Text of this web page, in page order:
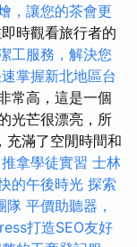
，讓您的茶會更
時觀看旅行者的
工服務，解決您
掌握新北地區台
常高，這是一個
光芒很漂亮，所
充滿了空閒時間和
推拿學徒實習 士林
的午後時光 探索
隊 平價助聽器，
打造SEO友好